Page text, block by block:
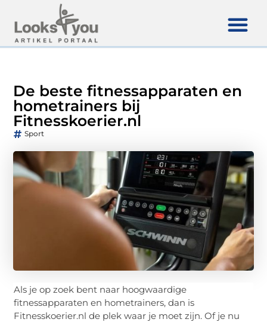
De beste fitnessapparaten en
hometrainers bij
Fitnesskoerier.nl
Sport
Als je op zoek bent naar hoogwaardige
fitnessapparaten en hometrainers, dan is
Fitnesskoerier.nl de plek waar je moet zijn. Of je nu